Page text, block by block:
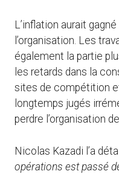
L’inflation aurait
l’organisation. Les
également la partie
les retards dans la
sites de compétition
longtemps jugés
perdre l’organisation
Nicolas Kazadi l’a
opérations est passé